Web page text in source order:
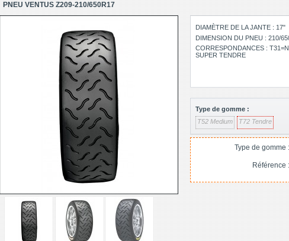
PNEU VENTUS Z209-210/650R17
DIAMÈTRE DE LA JANTE : 17"
DIMENSION DU PNEU : 210/
CORRESPONDANCES :
SUPER TENDRE
Type de gomme :
T52 Medium
T72 Tendre
Type de gomme :
Référence :